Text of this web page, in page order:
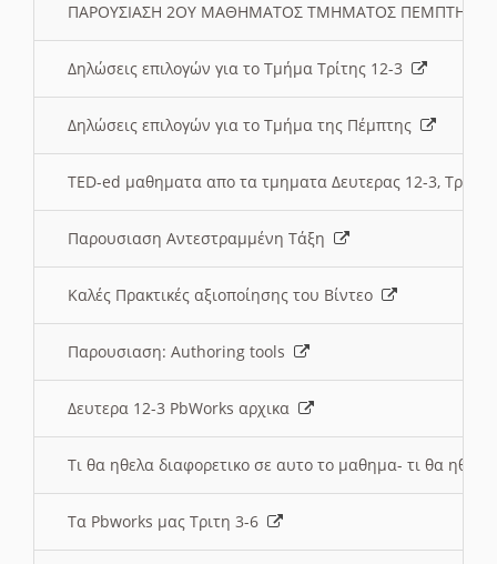
ΠΑΡΟΥΣΙΑΣΗ 2ΟΥ ΜΑΘΗΜΑΤΟΣ ΤΜΗΜΑΤΟΣ
Δηλώσεις επιλογών για το Τμήμα Τρίτης 12-3
Δηλώσεις επιλογών για το Τμήμα της Πέμπτης
TED-ed μαθηματα απο τα τμηματα Δευτερας 12-3,
Παρουσιαση Αντεστραμμένη Τάξη
Καλές Πρακτικές αξιοποίησης του Βίντεο
Παρουσιαση: Authoring tools
Δευτερα 12-3 PbWorks αρχικα
Τι θα ηθελα διαφορετικο σε αυτο το μαθημα- τι θα
Τα Pbworks μας Τριτη 3-6